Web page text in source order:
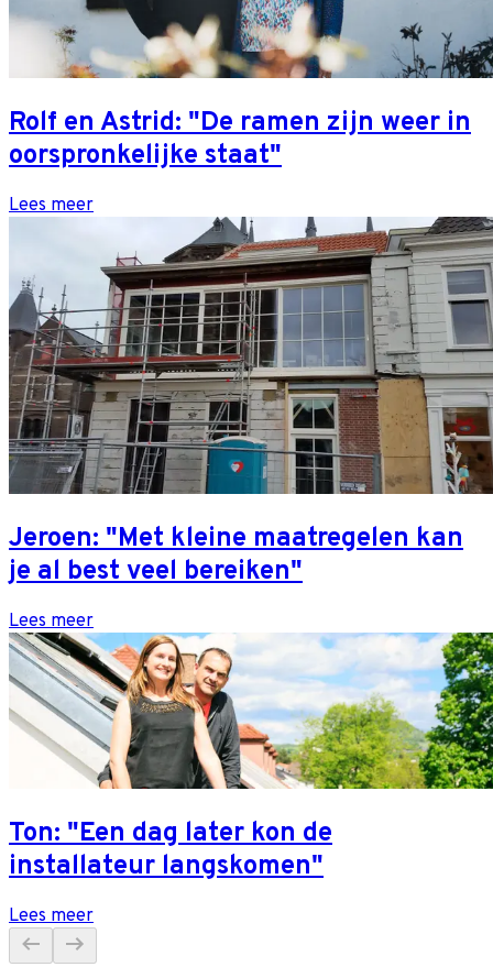
Rolf en Astrid: "De ramen zijn weer in
oorspronkelijke staat"
Lees meer
Jeroen: "Met kleine maatregelen kan
je al best veel bereiken"
Lees meer
Ton: "Een dag later kon de
installateur langskomen"
Lees meer